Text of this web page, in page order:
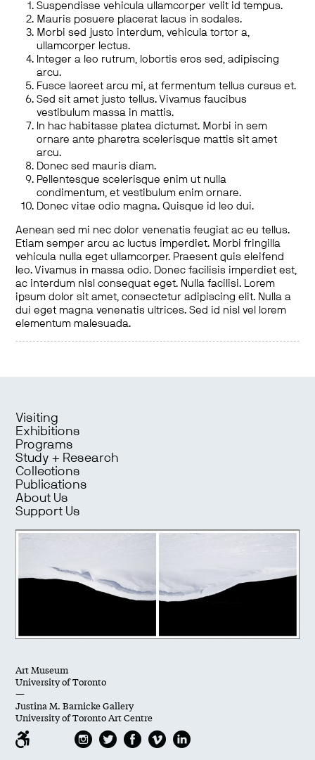
Suspendisse vehicula ullamcorper velit id tempus.
Mauris posuere placerat lacus in sodales.
Morbi sed justo interdum, vehicula tortor a,
ullamcorper lectus.
Integer a leo rutrum, lobortis eros sed, adipiscing
arcu.
Fusce laoreet arcu mi, at fermentum tellus cursus et.
Sed sit amet justo tellus. Vivamus faucibus
vestibulum massa in mattis.
In hac habitasse platea dictumst. Morbi in sem
ornare ante pharetra scelerisque mattis sit amet
arcu.
Donec sed mauris diam.
Pellentesque scelerisque enim ut nulla
condimentum, et vestibulum enim ornare.
Donec vitae odio magna. Quisque id leo dui.
Aenean sed mi nec dolor venenatis feugiat ac eu tellus.
Etiam semper arcu ac luctus imperdiet. Morbi fringilla
vehicula nulla eget ullamcorper. Praesent quis eleifend
leo. Vivamus in massa odio. Donec facilisis imperdiet est,
ac interdum nisl consequat eget. Nulla facilisi. Lorem
ipsum dolor sit amet, consectetur adipiscing elit. Nulla a
dui eget magna venenatis ultrices. Sed id nisl vel lorem
elementum malesuada.
Visiting
Exhibitions
Programs
Study + Research
Collections
Publications
About Us
Support Us
Art Museum
University of Toronto
—
Justina M. Barnicke Gallery
University of Toronto Art Centre